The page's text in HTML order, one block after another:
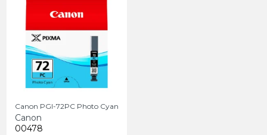
Canon PGI-72PC Photo Cyan
Canon
00478